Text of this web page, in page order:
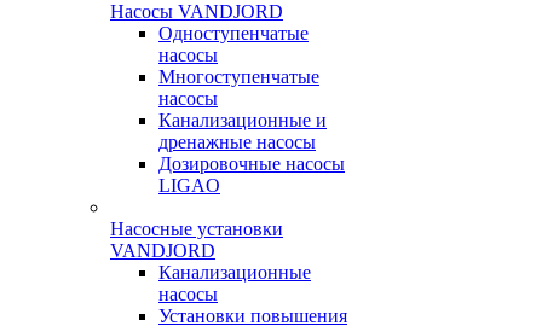
Насосы VANDJORD
Одноступенчатые
насосы
Многоступенчатые
насосы
Канализационные и
дренажные насосы
Дозировочные насосы
LIGAO
Насосные установки
VANDJORD
Канализационные
насосы
Установки повышения